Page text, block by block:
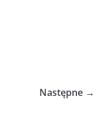
Następne →